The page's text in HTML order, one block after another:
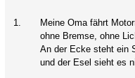
1.
Meine Oma fährt
ohne Bremse, ohne
An der Ecke steht ein
und der Esel sieht es